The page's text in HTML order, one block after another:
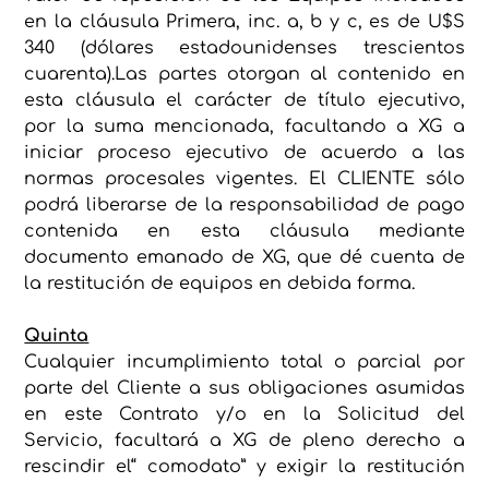
en la cláusula Primera, inc. a, b y c, es de U$S
340 (dólares estadounidenses trescientos
cuarenta).Las partes otorgan al contenido en
esta cláusula el carácter de título ejecutivo,
por la suma mencionada, facultando a XG a
iniciar proceso ejecutivo de acuerdo a las
normas procesales vigentes. El CLIENTE sólo
podrá liberarse de la responsabilidad de pago
contenida en esta cláusula mediante
documento emanado de XG, que dé cuenta de
la restitución de equipos en debida forma.
Quinta
Cualquier incumplimiento total o parcial por
parte del Cliente a sus obligaciones asumidas
en este Contrato y/o en la Solicitud del
Servicio, facultará a XG de pleno derecho a
rescindir el“ comodato” y exigir la restitución